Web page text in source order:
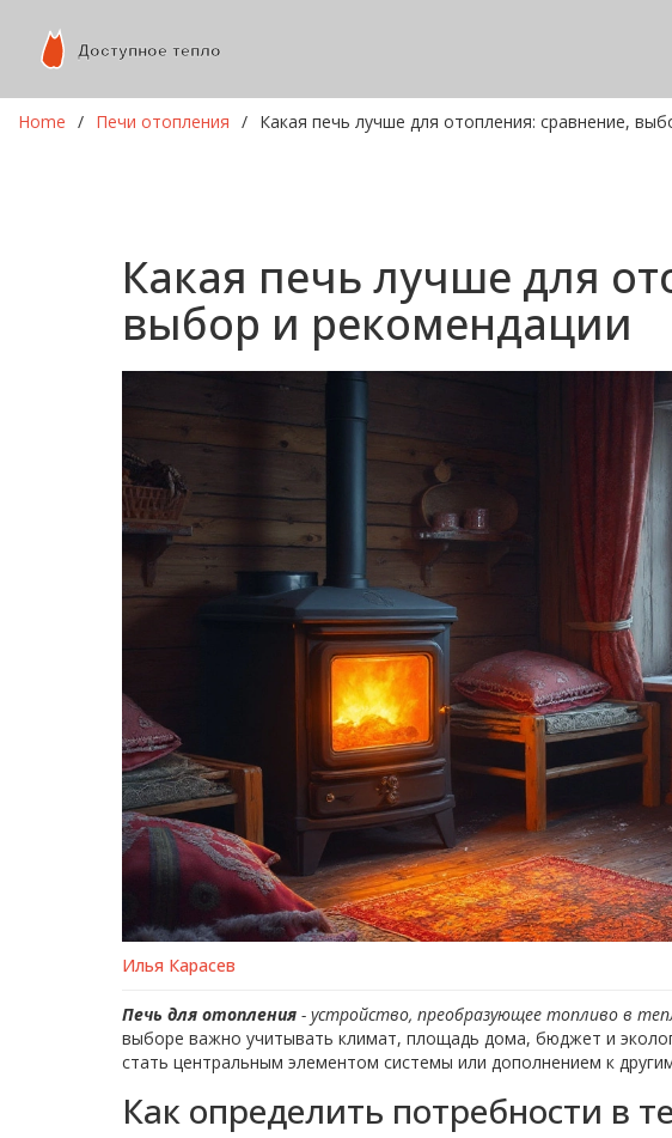
Home Печи отопления Какая печь лучше для отопления: сравнение,
Какая печь лучше для
выбор и рекомендации
Илья Карасев
Печь для отопления - устройство, преобразующее топливо в
выборе важно учитывать климат, площадь дома, бюджет и
стать центральным элементом системы или дополнением к
Как определить потребности в